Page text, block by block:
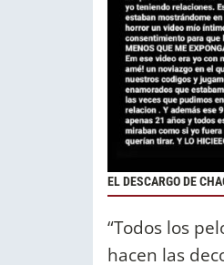
EL DESCARGO DE
“Todos los
hacen las